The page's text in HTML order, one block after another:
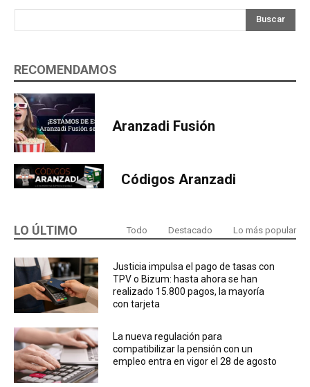
Buscar
RECOMENDAMOS
Aranzadi Fusión
Códigos Aranzadi
LO ÚLTIMO Todo Destacado Lo más popular
Justicia impulsa el pago de tasas con
TPV o Bizum: hasta ahora se han
realizado 15.800 pagos, la mayoría
con tarjeta
La nueva regulación para
compatibilizar la pensión con un
empleo entra en vigor el 28 de agosto